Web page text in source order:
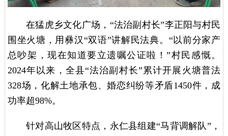
在猛虎乡文化广场，“法治副村长”李正阳与村民
围坐火塘，用彝汉“双语”讲解民法典。“以前分家产
总吵架，现在知道要立遗嘱公证啦！”村民感慨。
2024年以来，全县“法治副村长”累计开展火塘普法
328场，化解土地承包、婚恋纠纷等矛盾1450件，成
功率超98%。
针对高山牧区特点，永仁县组建“马背调解队”，